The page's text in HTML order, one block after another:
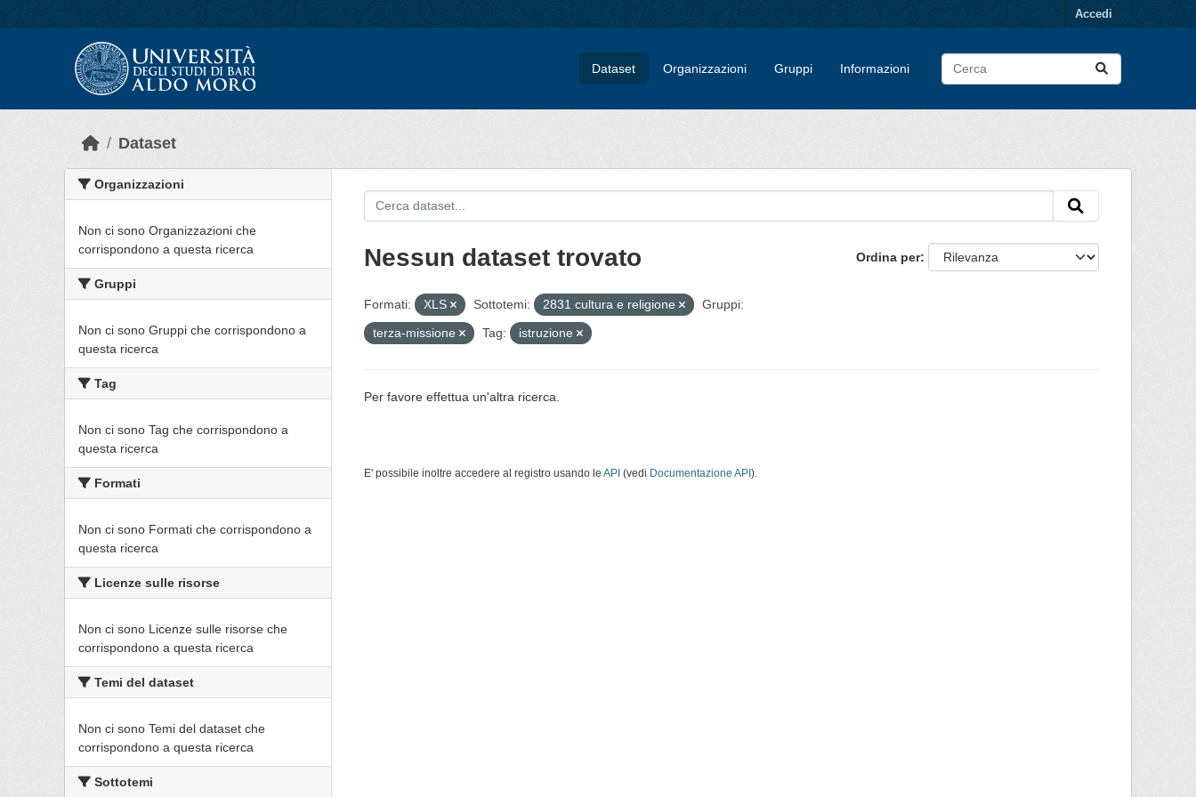
Accedi
Dataset Organizzazioni Gruppi Informazioni
Dataset
Organizzazioni
Non ci sono Organizzazioni che
corrispondono a questa ricerca
Gruppi
Non ci sono Gruppi che corrispondono a
questa ricerca
Tag
Non ci sono Tag che corrispondono a
questa ricerca
Formati
Non ci sono Formati che corrispondono a
questa ricerca
Licenze sulle risorse
Non ci sono Licenze sulle risorse che
corrispondono a questa ricerca
Temi del dataset
Non ci sono Temi del dataset che
corrispondono a questa ricerca
Sottotemi
Ordina per
Nessun dataset trovato
Formati: XLS Sottotemi: 2831 cultura e religione
Gruppi:
terza-missione
Tag: istruzione
Per favore effettua un'altra ricerca.
E' possibile inoltre accedere al registro usando le API (vedi Documentazione API ).